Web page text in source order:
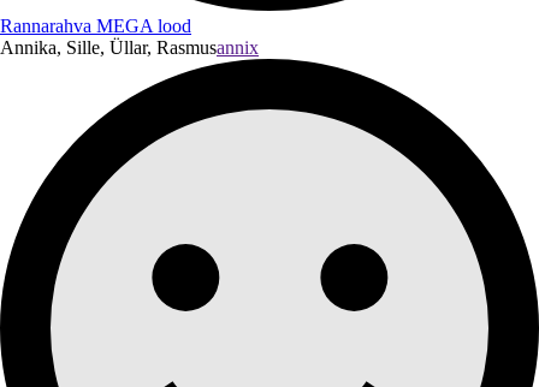
Rannarahva MEGA lood
Annika, Sille, Üllar, Rasmusannix